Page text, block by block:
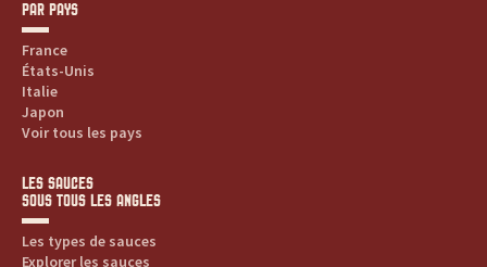
PAR PAYS
France
États-Unis
Italie
Japon
Voir tous les pays
LES SAUCES
SOUS TOUS LES ANGLES
Les types de sauces
Explorer les sauces